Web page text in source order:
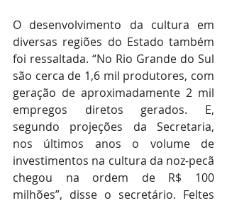
O desenvolvimento da cultura em
diversas regiões do Estado também
foi ressaltada. “No Rio Grande do Sul
são cerca de 1,6 mil produtores, com
geração de aproximadamente 2 mil
empregos diretos gerados. E,
segundo projeções da Secretaria,
nos últimos anos o volume de
investimentos na cultura da noz-pecã
chegou na ordem de R$ 100
milhões”, disse o secretário. Feltes